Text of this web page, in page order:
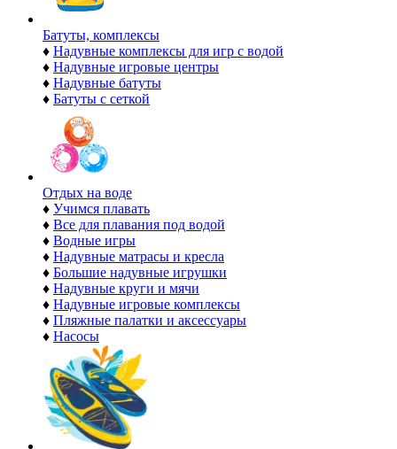
Батуты, комплексы
♦ Надувные комплексы для игр с водой
♦ Надувные игровые центры
♦ Надувные батуты
♦ Батуты с сеткой
Отдых на воде
♦ Учимся плавать
♦ Все для плавания под водой
♦ Водные игры
♦ Надувные матрасы и кресла
♦ Большие надувные игрушки
♦ Надувные круги и мячи
♦ Надувные игровые комплексы
♦ Пляжные палатки и аксессуары
♦ Насосы